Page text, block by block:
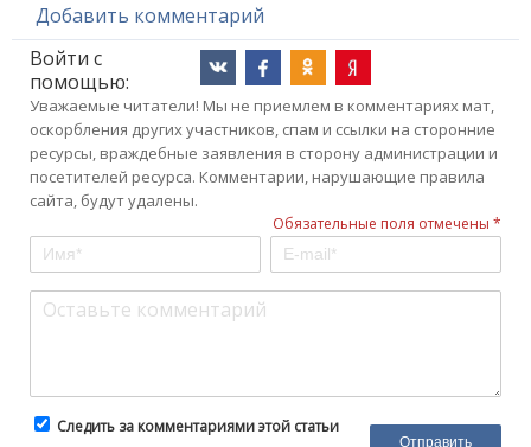
Добавить комментарий
Войти с
помощью:
Уважаемые читатели! Мы не приемлем в комментариях мат,
оскорбления других участников, спам и ссылки на сторонние
ресурсы, враждебные заявления в сторону администрации и
посетителей ресурса. Комментарии, нарушающие правила
сайта, будут удалены.
Обязательные поля отмечены *
Следить за комментариями этой статьи